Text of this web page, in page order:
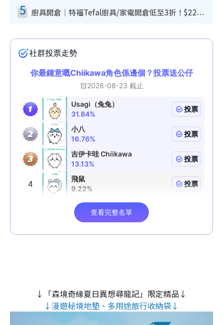
5 廚具開倉｜特福Tefal廚具/家電開倉低至3折！$220起買平底鍋/炒鑊/湯煲！電飯煲/吸塵機/燙斗$418起
↓「森境奇緣夏日異想尋龍記」限定精品↓
↓漫遊秘境地墊、多用途旅行收納袋↓